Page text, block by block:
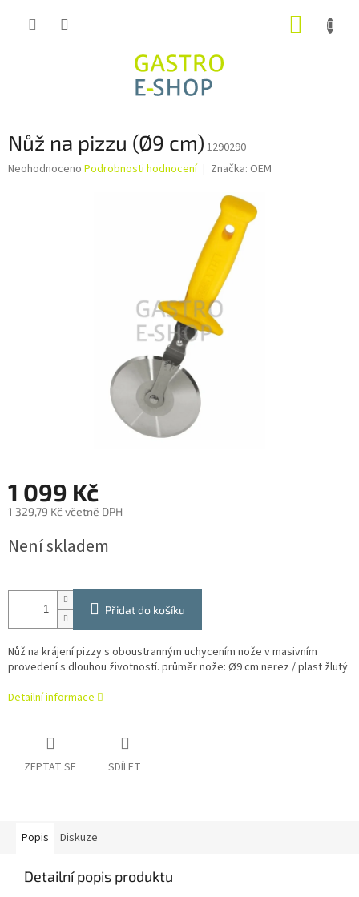
Nůž na pizzu (Ø9 cm) 1290290
Průměrné
Neohodnoceno Podrobnosti hodnocení Značka: OEM
1 099 Kč
1 329,79 Kč včetně DPH
cena:
Není skladem
Přidat do košíku
Nůž na krájení pizzy s oboustranným uchycením nože v masivním
provedení s dlouhou životností. průměr nože: Ø9 cm nerez / plast žlutý
Detailní informace
ZEPTAT SE SDÍLET
Popis Diskuze
Detailní popis produktu